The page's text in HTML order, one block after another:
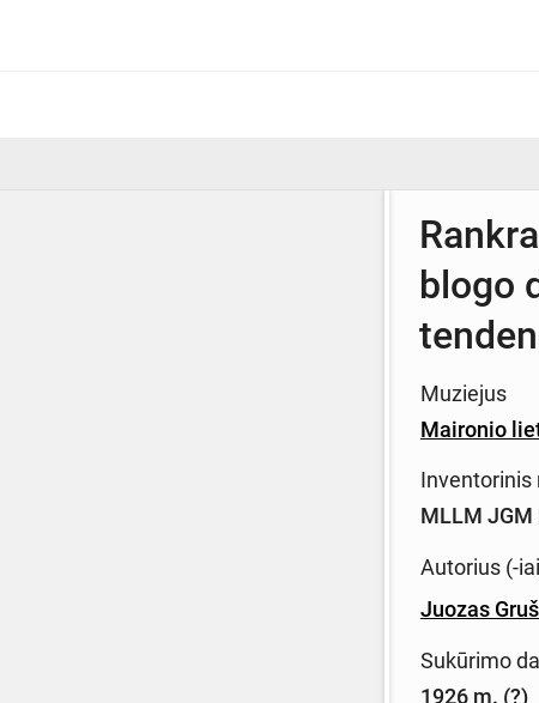
blogo
Muziejus
Maironio
Inventorinis
MLLM JGM
Autorius (-
Juozas
Sukūrimo
1926 m. (?)